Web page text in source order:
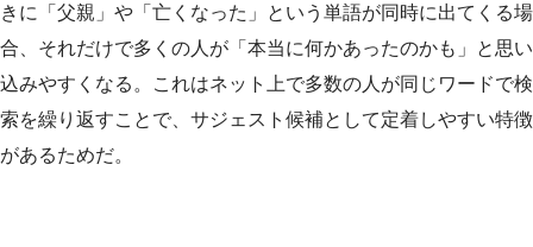
きに「父親」や「亡くなった」という単語が同時に出てくる場
合、それだけで多くの人が「本当に何かあったのかも」と思い
込みやすくなる。これはネット上で多数の人が同じワードで検
索を繰り返すことで、サジェスト候補として定着しやすい特徴
があるためだ。